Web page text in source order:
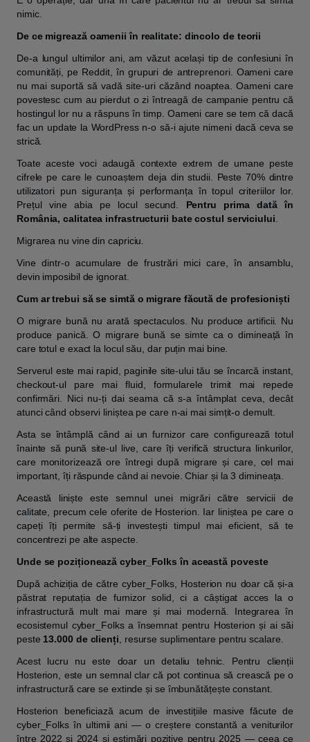
nimic.
De ce migrează oamenii în realitate: dincolo de teorii
De-a lungul ultimilor ani, am văzut același tip de confesiuni în
comunități, pe Reddit, în grupuri de antreprenori. Oameni care
nu mai suportă să vadă site-uri căzând noaptea. Oameni care
povestesc cum au pierdut o zi întreagă de campanie pentru că
hostingul lor nu a răspuns în timp. Oameni care se tem că dacă
fac un update la WordPress n-o să-i ajute nimeni dacă ceva se
strică.
Toate aceste voci adaugă contexte extrem de umane peste
cifrele pe care le cunoaștem deja din studii. Peste 70% dintre
utilizatori pun siguranța și performanța în topul criteriilor lor.
Prețul vine abia pe locul secund. Pentru prima dată în
România, calitatea infrastructurii bate costul serviciului
Migrarea nu vine din capriciu.
Vine dintr-o acumulare de frustrări mici care, în ansamblu,
devin imposibil de ignorat.
Cum ar trebui să se simtă o migrare făcută de profesioniști
O migrare bună nu arată spectaculos. Nu produce artificii. Nu
produce panică. O migrare bună se simte ca o dimineață în
care totul e exact la locul său, dar puțin mai bine.
Serverul este mai rapid, paginile site-ului tău se încarcă instant,
checkout-ul pare mai fluid, formularele trimit mai repede
confirmări. Nici nu-ți dai seama că s-a întâmplat ceva, decât
atunci când observi liniștea pe care n-ai mai simțit-o demult.
Asta se întâmplă când ai un furnizor care configurează totul
înainte să pună site-ul live, care îți verifică structura linkurilor,
care monitorizează ore întregi după migrare și care, cel mai
important, îți răspunde când ai nevoie. Chiar și la 3 dimineața.
Această liniște este semnul unei migrări către servicii de
calitate, precum cele oferite de Hosterion. Iar liniștea pe care o
capeți îți permite să-ți investești timpul mai eficient, să te
concentrezi pe alte aspecte.
Unde se poziționează cyber_Folks în această poveste
După achiziția de către cyber_Folks, Hosterion nu doar că și-a
păstrat reputația de furnizor solid, ci a câștigat acces la o
infrastructură mult mai mare și mai modernă. Integrarea în
ecosistemul cyber_Folks a însemnat pentru Hosterion și ai săi
peste 13.000 de clienți , resurse suplimentare pentru scalare.
Acest lucru nu este doar un detaliu tehnic. Pentru clienții
Hosterion, este un semnal clar că pot continua să crească pe o
infrastructură care se extinde și se îmbunătățește constant.
Hosterion beneficiază acum de investițiile masive făcute de
cyber_Folks în ultimii ani — o creștere constantă a veniturilor
între 2022 și 2024 și estimări pozitive pentru 2025 — ceea ce